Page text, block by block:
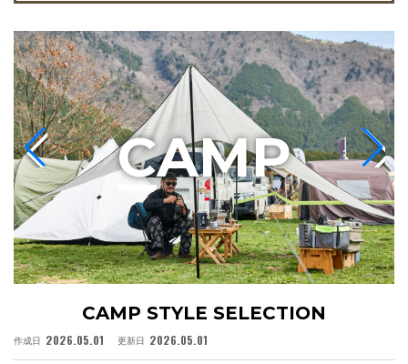
CAMP STYLE SELECTION
作成日 2026.05.01 更新日 2026.05.01
CAMP